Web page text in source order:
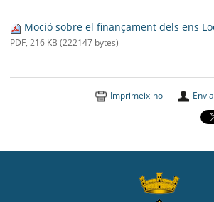
Moció sobre el finançament dels ens
PDF, 216 KB (222147 bytes)
Imprimeix-ho Envia